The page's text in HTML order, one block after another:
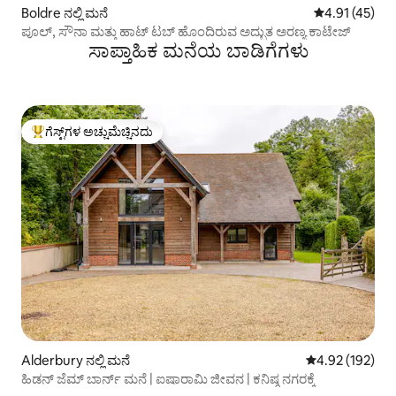
Boldre ನಲ್ಲಿ ಮನೆ 5 ರಲ್ಲಿ 4.91
4.91 (45)
ಪೂಲ್, ಸೌನಾ ಮತ್ತು ಹಾಟ್ ಟಬ್ ಹೊಂದಿರುವ ಅದ್ಭುತ ಅರಣ್ಯ ಕಾಟೇಜ್
ಸಾಪ್ತಾಹಿಕ ಮನೆಯ ಬಾಡಿಗೆಗಳು
ಗೆಸ್ಟ್‌ಗಳಿಗೆ ಅತಿ ಹೆಚ್ಚು ಅಚ್ಚುಮೆಚ್ಚಿನದು
ಗೆಸ್ಟ್‌ಗಳ ಅಚ್ಚುಮೆಚ್ಚಿನದು
Alderbury ನಲ್ಲಿ ಮನೆ 5 ರಲ್ಲಿ 4.92
4.92 (192)
ಹಿಡನ್ ಜೆಮ್ ಬಾರ್ನ್ ಮನೆ | ಐಷಾರಾಮಿ ಜೀವನ | ಕನಿಷ್ಠ ನಗರಕ್ಕೆ